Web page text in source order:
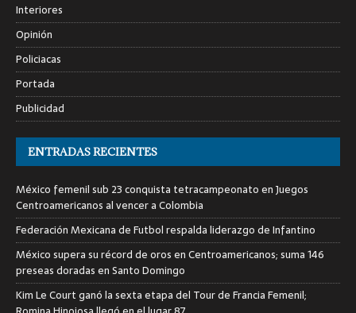
Interiores
Opinión
Policiacas
Portada
Publicidad
ENTRADAS RECIENTES
México femenil sub 23 conquista tetracampeonato en Juegos
Centroamericanos al vencer a Colombia
Federación Mexicana de Futbol respalda liderazgo de Infantino
México supera su récord de oros en Centroamericanos; suma 146
preseas doradas en Santo Domingo
Kim Le Court ganó la sexta etapa del Tour de Francia Femenil;